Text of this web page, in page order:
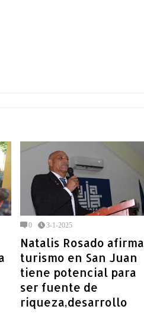
0 3-1-2025
Natalis Rosado afirma
turismo en San Juan
tiene potencial para
ser fuente de
riqueza,desarrollo